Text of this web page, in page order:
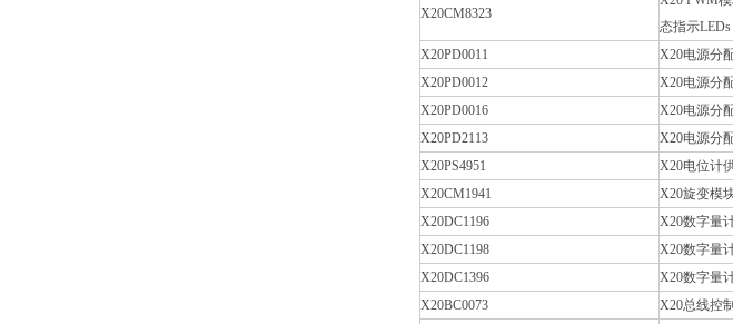
X20CM8323
态指示LEDs
X20PD0011
X20电源分
X20PD0012
X20电源分
X20PD0016
X20电源分
X20PD2113
X20电源分
X20PS4951
X20电位计
X20CM1941
X20旋变模
X20DC1196
X20数字量
X20DC1198
X20数字量
X20DC1396
X20数字量
X20BC0073
X20总线控